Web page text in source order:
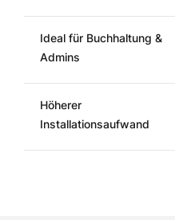
Ideal für Buchhaltung &
Admins
Höherer
Installationsaufwand